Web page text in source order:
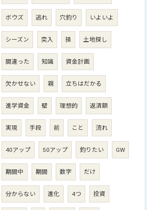
ボウズ 逃れ 穴釣り いよいよ
シーズン 突入 損 土地探し
間違った 知識 資金計画
欠かせない 親 立ちはだかる
進学資金 壁 理想的 返済額
実現 手段 前 こと 流れ
40アップ 50アップ 釣りたい GW
期間中 期間 数字 だけ
分からない 進化 4つ 投資